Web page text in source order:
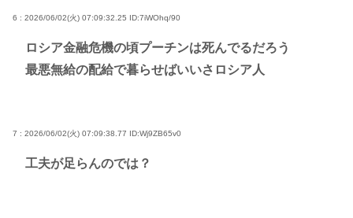
6 : 2026/06/02(火) 07:09:32.25 ID:7iWOhq/90
ロシア金融危機の頃プーチンは死んでるだろう
最悪無給の配給で暮らせばいいさロシア人
7 : 2026/06/02(火) 07:09:38.77 ID:Wj9ZB65v0
工夫が足らんのでは？